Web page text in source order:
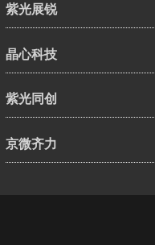
紫光展锐
晶心科技
紫光同创
京微齐力